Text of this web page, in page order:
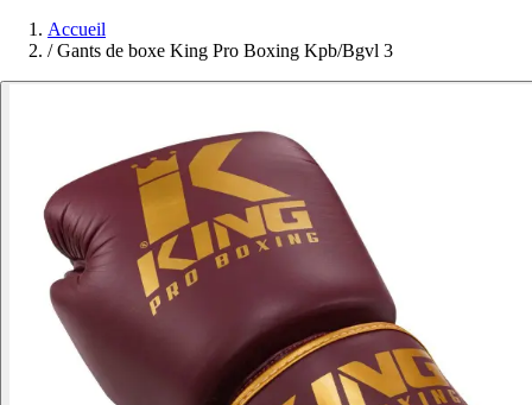
Accueil
/ Gants de boxe King Pro Boxing Kpb/Bgvl 3